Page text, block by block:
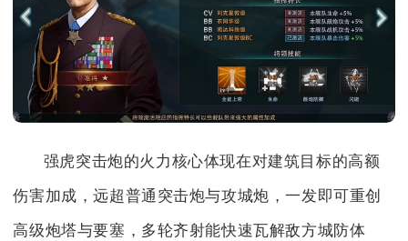
强虎突击炮的火力核心体现在对建筑目标的高额
伤害加成，远超普通突击炮与攻城炮，一发即可重创
高级炮塔与要塞，多轮齐射能快速瓦解敌方城防体